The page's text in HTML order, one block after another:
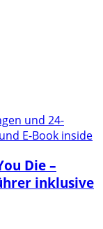
und 24-
E-Book inside
Die –
inklusive